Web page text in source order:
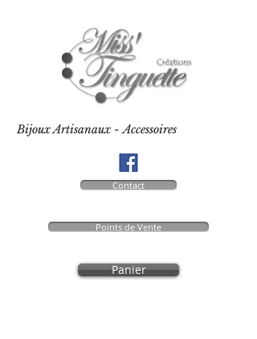
Bijoux Artisanaux - Accessoires
Contact
Points de Vente
Panier